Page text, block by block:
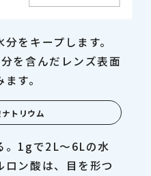
をキープします。
を含んだレンズ表面
す。
トリウム
。1gで2L〜6Lの水
ン酸は、目を形つ